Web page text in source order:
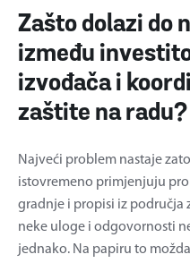
Zašto dolazi do
između
izvođača i
zaštite na radu?
Najveći problem nastaje
istovremeno primjenjuju
gradnje i propisi iz područja
neke uloge i odgovornosti
jednako. Na papiru to